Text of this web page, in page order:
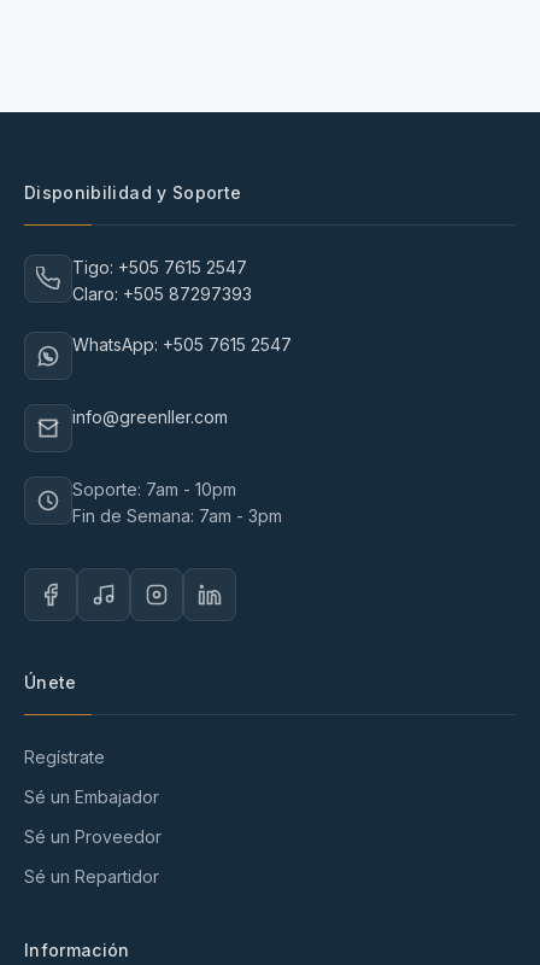
Disponibilidad y Soporte
Tigo: +505 7615 2547
Claro: +505 87297393
WhatsApp: +505 7615 2547
info@greenller.com
Soporte: 7am - 10pm
Fin de Semana: 7am - 3pm
Únete
Regístrate
Sé un Embajador
Sé un Proveedor
Sé un Repartidor
Información